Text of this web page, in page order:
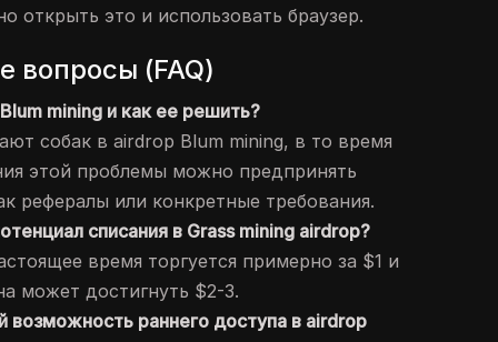
открыть это и использовать браузер.
вопросы (FAQ)
mining и как ее решить?
собак в airdrop Blum mining, в то время
этой проблемы можно предпринять
рефералы или конкретные требования.
списания в Grass mining airdrop?
время торгуется примерно за $1 и
может достигнуть $2-3.
возможность раннего доступа в airdrop